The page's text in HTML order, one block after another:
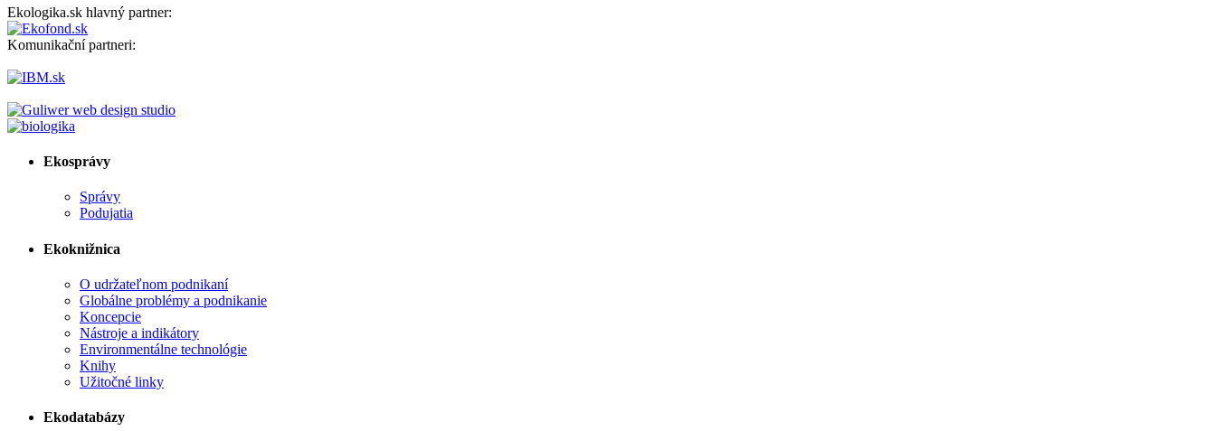
Ekologika.sk hlavný partner:
Komunikační partneri:
Ekosprávy
Správy
Podujatia
Ekoknižnica
O udržateľnom podnikaní
Globálne problémy a podnikanie
Koncepcie
Nástroje a indikátory
Environmentálne technológie
Knihy
Užitočné linky
Ekodatabázy